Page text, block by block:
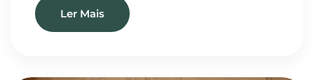
Ler Mais